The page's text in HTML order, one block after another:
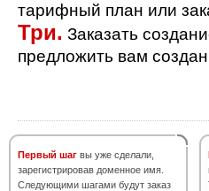
тарифный план или
Три. Заказать
предложить вам
Первый шаг вы уже сделали,
зарегистрировав доменное имя.
Следующими шагами будут заказ